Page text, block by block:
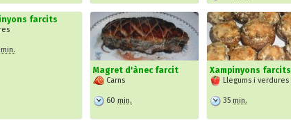
farcits
min.
Magret d'ànec farcit
Carns
60 min.
Xampinyons farcits
Llegums i verdures
35 min.